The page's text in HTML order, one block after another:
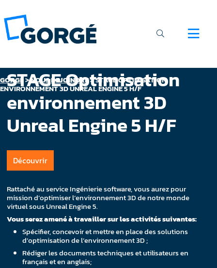
GORGÉ >NOUS REJOINDRE>STAGE OPTIMISATION
ENVIRONNEMENT 3D UNREAL ENGINE 5 H/F
STAGE Optimisation
environnement 3D
Unreal Engine 5 H/F
Découvrir
Rattaché au service Ingénierie software, vous aurez pour
mission d’optimiser l’environnement 3D de notre monde
virtuel sous Unreal Engine 5.
Vous serez amené à travailler sur les activités suivantes:
Spécifier, concevoir et mettre en place des solutions
d’optimisation de l’environnement 3D ;
Rédiger les documents techniques et utilisateurs en
français et en anglais;